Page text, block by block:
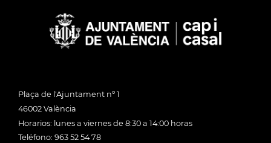
Plaça de l'Ajuntament nº 1
46002 València
Horarios: lunes a viernes de 8:30 a 14:00 horas
Teléfono: 963 52 54 78